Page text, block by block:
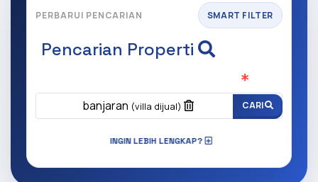
PERBARUI PENCARIAN SMART FILTER
Pencarian Properti
banjaran (villa dijual) CARI
INGIN LEBIH LENGKAP?